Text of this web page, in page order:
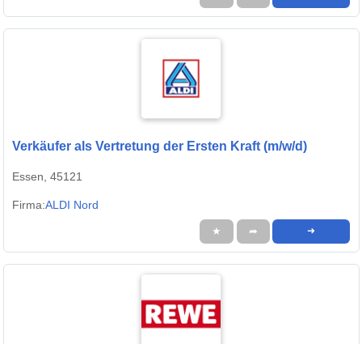
Verkäufer als Vertretung der Ersten Kraft (m/w/d)
Essen, 45121
Firma:ALDI Nord
★ ➦ ➜